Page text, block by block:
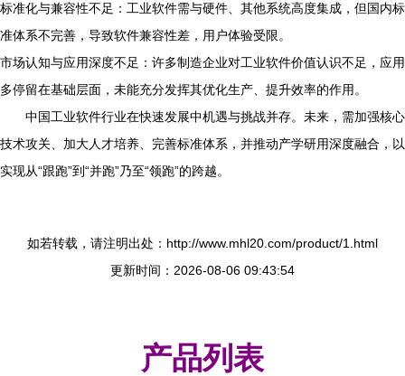
标准化与兼容性不足：工业软件需与硬件、其他系统高度集成，但国内标
准体系不完善，导致软件兼容性差，用户体验受限。
市场认知与应用深度不足：许多制造企业对工业软件价值认识不足，应用
多停留在基础层面，未能充分发挥其优化生产、提升效率的作用。
中国工业软件行业在快速发展中机遇与挑战并存。未来，需加强核心
技术攻关、加大人才培养、完善标准体系，并推动产学研用深度融合，以
实现从“跟跑”到“并跑”乃至“领跑”的跨越。
如若转载，请注明出处：http://www.mhl20.com/product/1.html
更新时间：2026-08-06 09:43:54
产品列表